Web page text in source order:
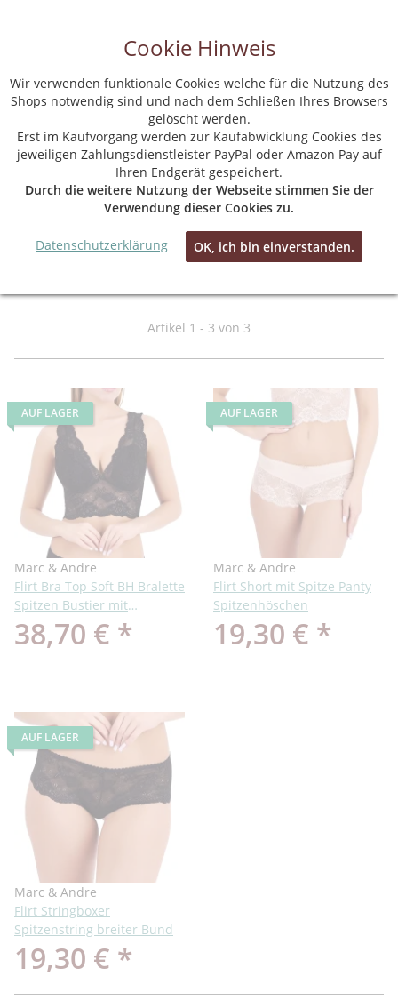
Startseite
MARC & ANDRE
Artikel 1 - 3 von 3
AUF LAGER
Marc & Andre
Flirt Bra Top Soft BH Bralette
Spitzen Bustier mit
Softschalen
38,70 € *
AUF LAGER
Marc & Andre
Flirt Short mit Spitze Panty
Spitzenhöschen
19,30 € *
AUF LAGER
Marc & Andre
Flirt Stringboxer
Spitzenstring breiter Bund
19,30 € *
Cookie Hinweis
Wir verwenden funktionale Cookies welche für die Nutzung des
Shops notwendig sind und nach dem Schließen Ihres Browsers
gelöscht werden.
Erst im Kaufvorgang werden zur Kaufabwicklung Cookies des
jeweiligen Zahlungsdienstleister PayPal oder Amazon Pay auf
Ihren Endgerät gespeichert.
Durch die weitere Nutzung der Webseite stimmen Sie der
Verwendung dieser Cookies zu.
Datenschutzerklärung OK, ich bin einverstanden.